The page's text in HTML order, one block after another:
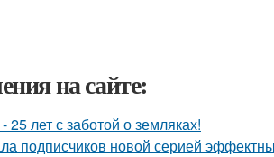
на сайте:
лет с заботой о земляках!
подписчиков новой серией